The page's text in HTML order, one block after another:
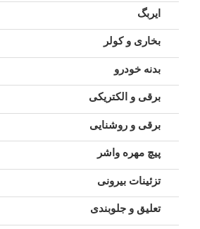
ایربگ
بخاری و کولر
بدنه خودرو
برقی و الکتریکی
برقی و روشنایی
پیچ مهره واشر
تزئینات بیرونی
تعلیق و جلوبندی